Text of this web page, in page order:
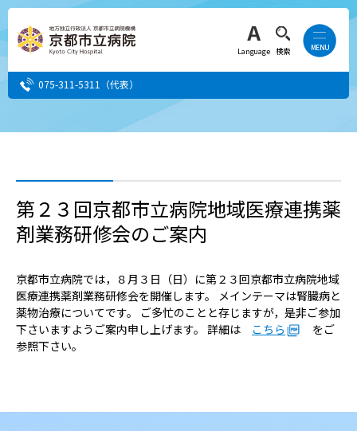
Language 検索
075-311-5311 （代表）
人間ドック希望の方
当院へ就職希望の方
事業者・その他の方
第２３回京都市立病院地域医療連携薬
剤業務研修会のご案内
京都市立病院では，８月３日（日）に第２３回京都市立病院地域
医療連携薬剤業務研修会を開催します。 メインテーマは腎臓病と
薬物治療についてです。 ご多忙のことと存じますが，是非ご参加
下さいますようご案内申し上げます。 詳細は こちら
をご
参照下さい。